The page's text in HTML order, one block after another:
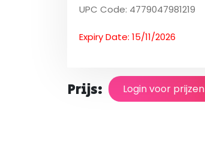
UPC Code: 4779047981219
Expiry Date: 15/11/2026
Prijs: Login voor prijzen